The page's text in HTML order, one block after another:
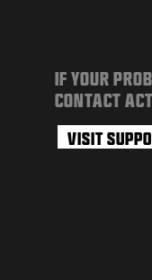
IF YOUR
CONTACT
VISIT